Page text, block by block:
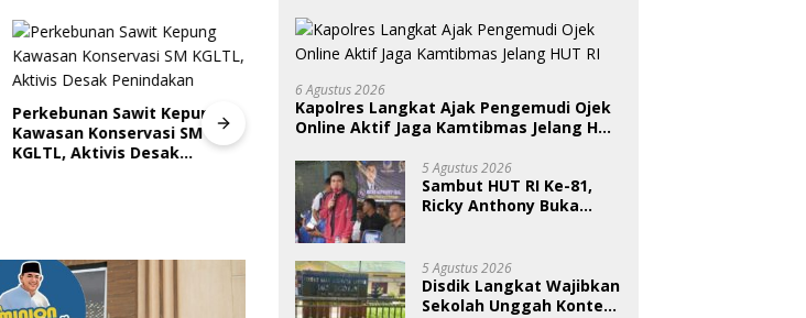
Perkebunan Sawit Kepung
Kawasan Konservasi SM
KGLTL, Aktivis Desak
Indri Nugraheni: Festival
Sayang Anak Harus Jadi
Gerakan Berkelanjutan
Perlindungan Anak
BKSDA Segera Evaluasi
Perkebunan Sawit di
6 Agustus 2026
Kapolres Langkat Ajak Pengemudi Ojek
Online Aktif Jaga Kamtibmas Jelang HUT
5 Agustus 2026
Sambut HUT RI Ke-81,
Ricky Anthony Buka
5 Agustus 2026
Disdik Langkat Wajibkan
Sekolah Unggah Konten